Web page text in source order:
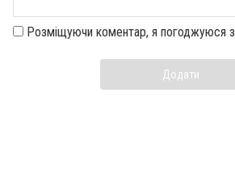
Розміщуючи коментар, я погоджуюся з
Додати